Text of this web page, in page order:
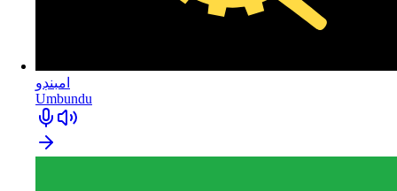
امبنڊو
Umbundu